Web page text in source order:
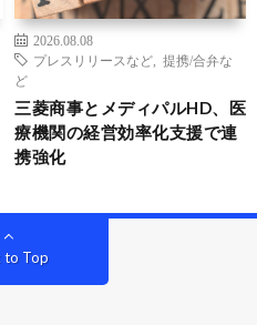
2026.08.08
プレスリリースなど
提携/合弁な
ど
三菱商事とメディパルHD、医
療機関の経営効率化支援で連
携強化
to Top